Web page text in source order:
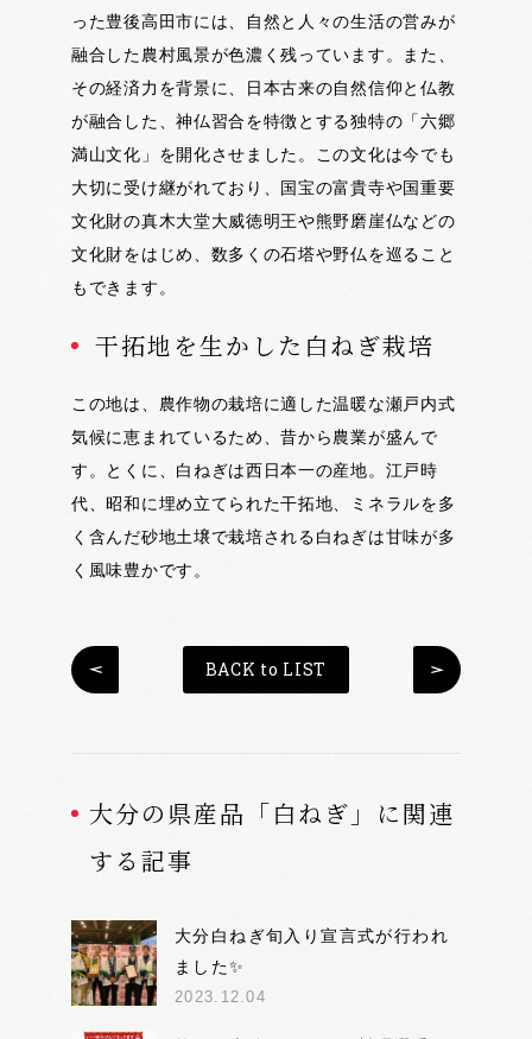
った豊後高田市には、自然と人々の生活の営みが
融合した農村風景が色濃く残っています。また、
その経済力を背景に、日本古来の自然信仰と仏教
が融合した、神仏習合を特徴とする独特の「六郷
満山文化」を開化させました。この文化は今でも
大切に受け継がれており、国宝の富貴寺や国重要
文化財の真木大堂大威徳明王や熊野磨崖仏などの
文化財をはじめ、数多くの石塔や野仏を巡ること
もできます。
干拓地を生かした白ねぎ栽培
この地は、農作物の栽培に適した温暖な瀬戸内式
気候に恵まれているため、昔から農業が盛んで
す。とくに、白ねぎは西日本一の産地。江戸時
代、昭和に埋め立てられた干拓地、ミネラルを多
く含んだ砂地土壌で栽培される白ねぎは甘味が多
く風味豊かです。
BACK to LIST
大分の県産品「白ねぎ」に関連
する記事
大分白ねぎ旬入り宣言式が行われ
ました✨
2023.12.04